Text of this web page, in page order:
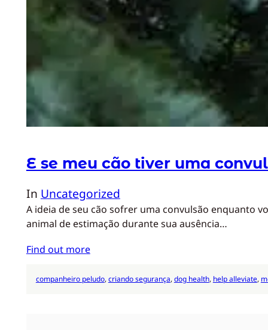
E se meu cão tiver uma
In Uncategorized
A ideia de seu cão sofrer uma convulsão enquanto
animal de estimação durante sua ausência…
Find out more
companheiro peludo, criando segurança, dog health, help alleviate,